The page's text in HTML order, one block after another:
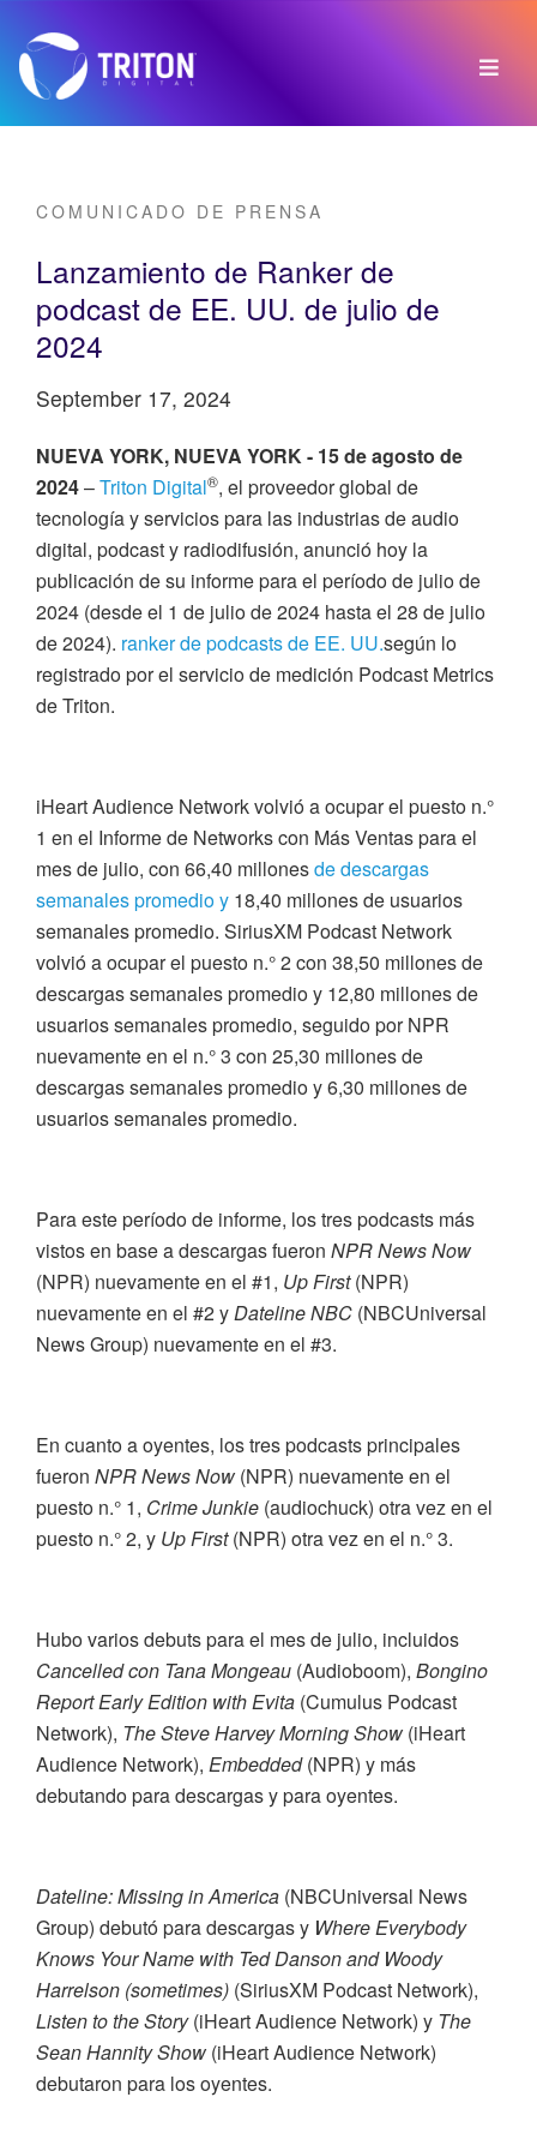
COMUNICADO DE PRENSA
Lanzamiento de Ranker de
podcast de EE. UU. de julio de
2024
September 17, 2024
NUEVA YORK, NUEVA YORK - 15 de agosto de
2024–Triton Digital®, el proveedor global de
tecnología y servicios para las industrias de audio
digital, podcast y radiodifusión, anunció hoy la
publicación de su informe para el período de julio de
2024 (desde el 1 de julio de 2024 hasta el 28 de julio
de 2024). ranker de podcasts de EE. UU.según lo
registrado por el servicio de medición Podcast Metrics
de Triton.
iHeart Audience Network volvió a ocupar el puesto n.°
1 en el Informe de Networks con Más Ventas para el
mes de julio, con 66,40 millonesde descargas
semanales promedio y 18,40 millones de usuarios
semanales promedio. SiriusXM Podcast Network
volvió a ocupar el puesto n.° 2 con 38,50 millones de
descargas semanales promedio y 12,80 millones de
usuarios semanales promedio, seguido por NPR
nuevamente en el n.° 3 con 25,30 millones de
descargas semanales promedio y 6,30 millones de
usuarios semanales promedio.
Para este período de informe, los tres podcasts más
vistos en base a descargas fueron NPR News Now
(NPR) nuevamente en el #1, Up First(NPR)
nuevamente en el #2 yDateline NBC (NBCUniversal
News Group) nuevamente en el #3.
En cuanto a oyentes, los tres podcasts principales
fueron NPR News Now (NPR) nuevamente en el
puesto n.° 1, Crime Junkie (audiochuck) otra vez en el
puesto n.° 2, y Up First(NPR) otra vez en el n.° 3.
Hubo varios debuts para el mes de julio, incluidos
Cancelled con Tana Mongeau (Audioboom), Bongino
Report Early Edition with Evita (Cumulus Podcast
Network), The Steve Harvey Morning Show (iHeart
Audience Network), Embedded(NPR) y más
debutando para descargas y para oyentes.
Dateline: Missing in America (NBCUniversal News
Group) debutó para descargas y Where Everybody
Knows Your Name with Ted Danson and Woody
Harrelson (sometimes) (SiriusXM Podcast Network),
Listen to the Story(iHeart Audience Network) y The
Sean Hannity Show (iHeart Audience Network)
debutaron para los oyentes.